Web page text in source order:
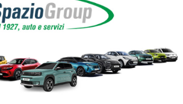
di finanziamento SimplyDrive Promo su CITROËN C4
PRONTA CONSEGNA: Prezzo Listino (IVA e messa su strada
€. (oppure 17.450 € oltre oneri finanziari, solo con
Anticipo 2.225 € – Importo Totale del Credito 15.496 €.
12 mesi di 271€. Importo Totale Dovuto 18.835,16 €
Credito, spese di istruttoria 395 €, Interessi 2.778,62 €, spese
sostitutiva sul contratto da addebitare sulla prima rata di
in n° 36 rate come segue: n° 35 rate da 109 € comprensive